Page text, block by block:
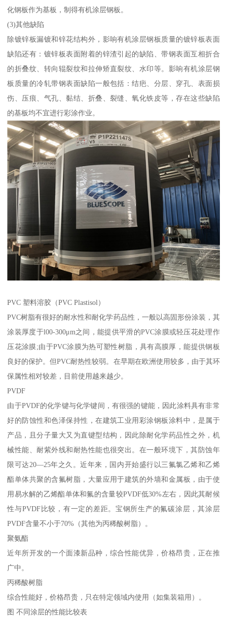
化钢板作为基板，制得有机涂层钢板。
(3)其他缺陷
除镀锌板漏镀和锌花结构外，影响有机涂层钢板质量的镀锌板表面
缺陷还有：镀锌板表面附着的锌渣引起的缺陷、带钢表面互相折合
的折叠纹、转向辊裂纹和拉伸矫直裂纹、水印等。影响有机涂层钢
板质量的冷轧带钢表面缺陷一般包括：结疤、分层、穿孔、表面损
伤、压痕、气孔、黏结、折叠、裂缝、氧化铁皮等，存在这些缺陷
的基板均不宜进行彩涂作业。
PVC 塑料溶胶（PVC Plastisol）
PVC树脂有很好的耐水性和耐化学药品性，一般以高固形份涂装，其
涂装厚度于l00-300μm之间，能提供平滑的PVC涂膜或轻压花处理作
压花涂膜;由于PVC涂膜为热可塑性树脂，具有高膜厚，能提供钢板
良好的保护。但PVC耐热性较弱。在早期在欧洲使用较多，由于其环
保属性相对较差，目前使用越来越少。
PVDF
由于PVDF的化学键与化学键间，有很强的键能，因此涂料具有非常
好的防蚀性和色泽保持性，在建筑工业用彩涂钢板涂料中，是属于
产品，且分子量大又为直键型结构，因此除耐化学药品性之外，机
械性能、耐紫外线和耐热性能也很突出。在一般环境下，其防蚀年
限可达20—25年之久。近年来，国内开始盛行以三氟氯乙烯和乙烯
酯单体共聚的含氟树脂，大量应用于建筑的外墙和金属板，由于使
用易水解的乙烯酯单体和氟的含量较PVDF低30%左右，因此其耐候
性与PVDF比较，有一定的差距。宝钢所生产的氟碳涂层，其涂层
PVDF含量不小于70%（其他为丙稀酸树脂）。
聚氨酯
近年所开发的一个面漆新品种，综合性能优异，价格昂贵，正在推
广中。
丙稀酸树脂
综合性能好，价格昂贵，只在特定领域内使用（如集装箱用）。
图 不同涂层的性能比较表